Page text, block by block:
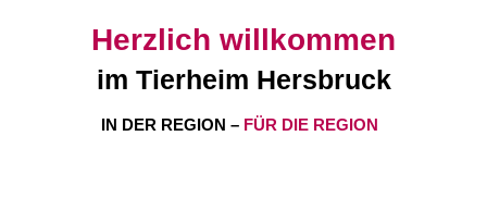
Herzlich willkommen
im Tierheim Hersbruck
IN DER REGION – FÜR DIE REGION